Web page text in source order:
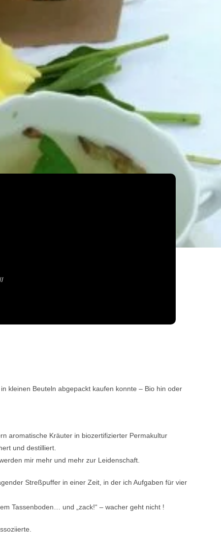
kleinen Beuteln abgepackt kaufen konnte – Bio hin oder
aromatische Kräuter in biozertifizierter Permakultur
und destilliert.
mir mehr und mehr zur Leidenschaft.
Streßpuffer in einer Zeit, in der ich Aufgaben für vier
Tassenboden… und „zack!“ – wacher geht nicht !